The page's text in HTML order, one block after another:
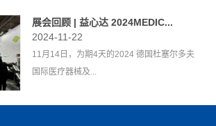
展会回顾 | 益心达 2024MEDIC...
2024-11-22
11月14日，为期4天的2024 德国杜塞尔多夫
国际医疗器械及...